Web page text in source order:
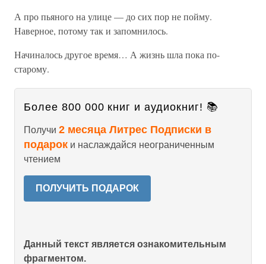
А про пьяного на улице — до сих пор не пойму.
Наверное, потому так и запомнилось.
Начиналось другое время… А жизнь шла пока по-
старому.
Более 800 000 книг и аудиокниг! 📚
Получи 2 месяца Литрес Подписки в
подарок и наслаждайся неограниченным
чтением
ПОЛУЧИТЬ ПОДАРОК
Данный текст является ознакомительным
фрагментом.